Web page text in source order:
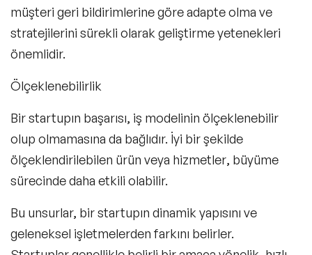
müşteri geri bildirimlerine göre adapte olma ve
stratejilerini sürekli olarak geliştirme yetenekleri
önemlidir.
Ölçeklenebilirlik
Bir startupın başarısı, iş modelinin ölçeklenebilir
olup olmamasına da bağlıdır. İyi bir şekilde
ölçeklendirilebilen ürün veya hizmetler, büyüme
sürecinde daha etkili olabilir.
Bu unsurlar, bir startupın dinamik yapısını ve
geleneksel işletmelerden farkını belirler.